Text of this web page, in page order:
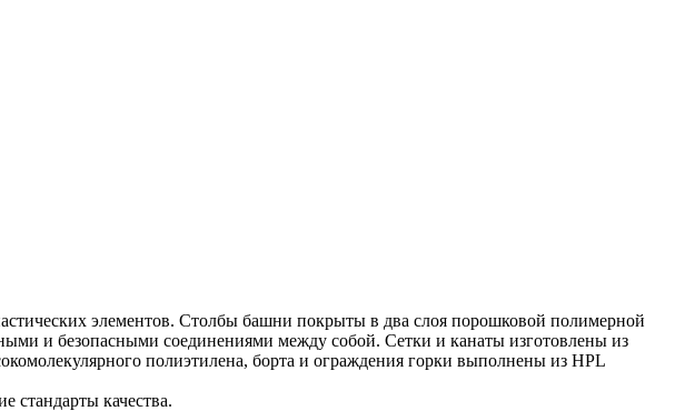
элементов. Столбы башни покрыты в два слоя порошковой полимерной
и безопасными соединениями между собой. Сетки и канаты изготовлены из
полиэтилена, борта и ограждения горки выполнены из HPL
стандарты качества.